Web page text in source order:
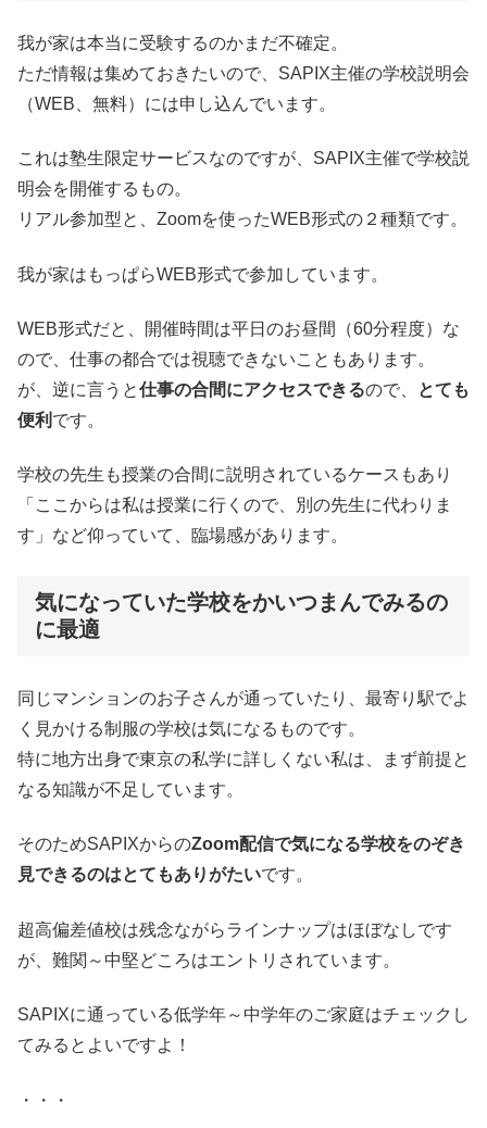
我が家は本当に受験するのかまだ不確定。
ただ情報は集めておきたいので、SAPIX主催の学校説明会
（WEB、無料）には申し込んでいます。
これは塾生限定サービスなのですが、SAPIX主催で学校説
明会を開催するもの。
リアル参加型と、Zoomを使ったWEB形式の２種類です。
我が家はもっぱらWEB形式で参加しています。
WEB形式だと、開催時間は平日のお昼間（60分程度）な
ので、仕事の都合では視聴できないこともあります。
が、逆に言うと仕事の合間にアクセスできるので、
とても
便利 です。
学校の先生も授業の合間に説明されているケースもあり
「ここからは私は授業に行くので、別の先生に代わりま
す」など仰っていて、臨場感があります。
気になっていた学校をかいつまんでみるの
に最適
同じマンションのお子さんが通っていたり、最寄り駅でよ
く見かける制服の学校は気になるものです。
特に地方出身で東京の私学に詳しくない私は、まず前提と
なる知識が不足しています。
そのためSAPIXからのZoom配信で気になる学校をのぞき
見できるのはとてもありがたいです。
超高偏差値校は残念ながらラインナップはほぼなしです
が、難関～中堅どころはエントリされています。
SAPIXに通っている低学年～中学年のご家庭はチェックし
てみるとよいですよ！
・・・